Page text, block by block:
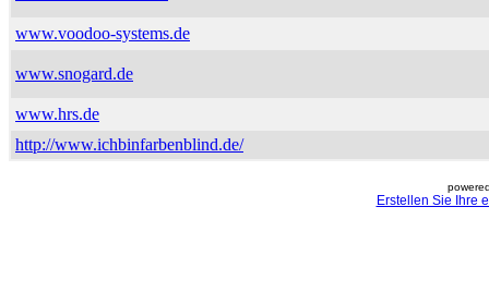
www.voodoo-systems.de
www.snogard.de
www.hrs.de
http://www.ichbinfarbenblind.de/
Erstellen Sie Ihre